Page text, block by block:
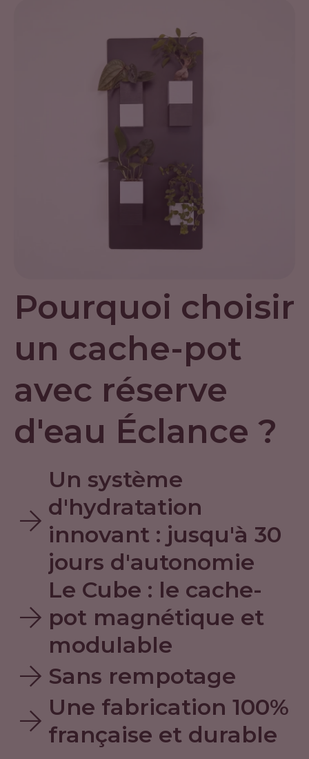
Pourquoi choisir
un cache-pot
avec réserve
d'eau Éclance ?
arrow_forward
Un système
d'hydratation
innovant : jusqu'à 30
jours d'autonomie
arrow_forward
Le Cube : le cache-
pot magnétique et
modulable
arrow_forward Sans rempotage
arrow_forward Une fabrication 100%
française et durable